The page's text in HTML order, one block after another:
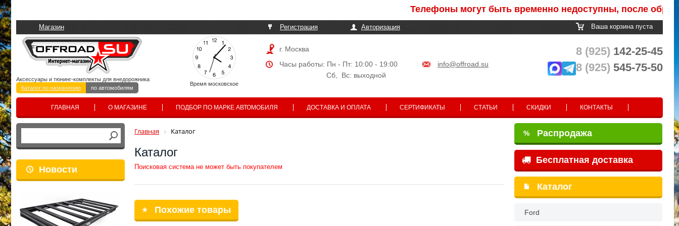
Телефоны могут быть временно недоступны, после
Магазин Регистрация Авторизация Ваша корзина пуста
Время московское
Аксессуары и тюнинг-комплекты для внедорожника
Каталог по назначению
по автомобилям
г. Москва
Часы работы: Пн - Пт: 10:00 - 19:00
info@offroad.su
Сб, Вс: выходной
8 (925) 142-25-45
8 (925) 545-75-50
ГЛАВНАЯ О МАГАЗИНЕ ПОДБОР ПО МАРКЕ АВТОМОБИЛЯ ДОСТАВКА И ОПЛАТА СЕРТИФИКАТЫ СТАТЬИ СКИДКИ КОНТАКТЫ
Новости
Главная Каталог
Каталог
Поисковая система не может быть покупателем
Похожие товары
% Распродажа
Бесплатная доставка
Каталог
Ford